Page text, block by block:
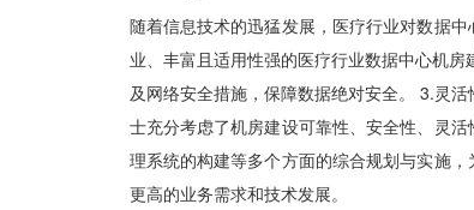
光伏逆变器
控制逆变一体机
随着信息技术的迅猛发展，医疗行业对数据
业、丰富且适用性强的医疗行业数据中心机
及网络安全措施，保障数据绝对安全。 3.灵
士充分考虑了机房建设可靠性、安全性、灵
理系统的构建等多个方面的综合规划与实施
更高的业务需求和技术发展。